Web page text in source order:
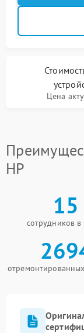
Цена
HP
15
сотрудников в